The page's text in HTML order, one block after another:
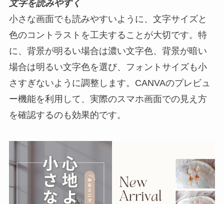
文字を読みやすく
小さな画面でも読みやすいように、文字サイズと
色のコントラストを工夫することが大切です。特
に、背景が明るい場合は濃い文字色、背景が暗い
場合は明るい文字色を選び、フォントサイズも小
さすぎないように調整します。CANVAのプレビュ
ー機能を利用して、実際のスマホ画面での見え方
を確認するのも効果的です。